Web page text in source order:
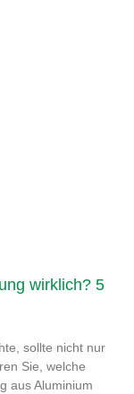
wirklich? 5
sollte nicht nur
Sie, welche
aus Aluminium